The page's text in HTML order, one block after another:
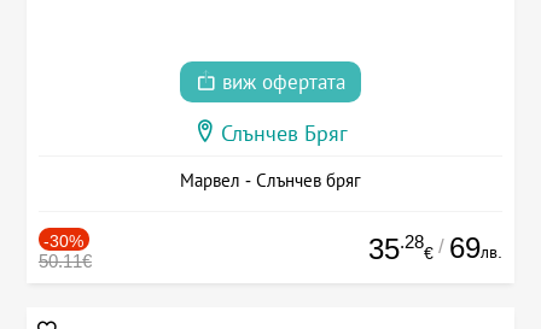
виж офертата
Слънчев Бряг
Марвел - Слънчев бряг
-30%
50.11€ 35.28
€ / 69лв.